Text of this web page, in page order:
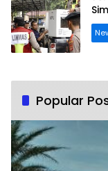
Popular